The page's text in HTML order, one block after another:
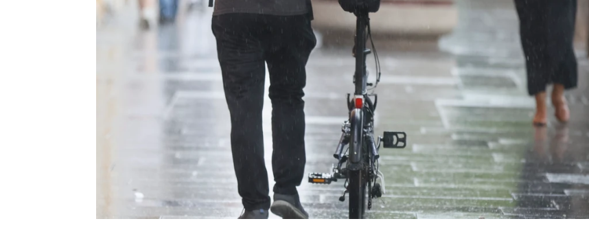
Natalia López
20 de agosto de 2025, 15:40 WhatsappFacebook
X Linkedin
Agencia Estatal de Meteorología AEMET
) ha activado este
varias alertas por la presencia de unaDANAen el sur
de Francia que hace se produzca un incremento de la
inestabilidad atmosférica. Esto va a provocarfuertes tormentas
y lluvias torrenciales
en varios puntos del mediterráneo y del
norte peninsular, además de un descenso generalizado de las
temperaturas.